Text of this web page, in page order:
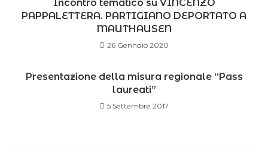
Incontro tematico su VINCENZO
PAPPALETTERA. PARTIGIANO DEPORTATO A
MAUTHAUSEN
26 Gennaio 2020
Presentazione della misura regionale “Pass
laureati”
5 Settembre 2017